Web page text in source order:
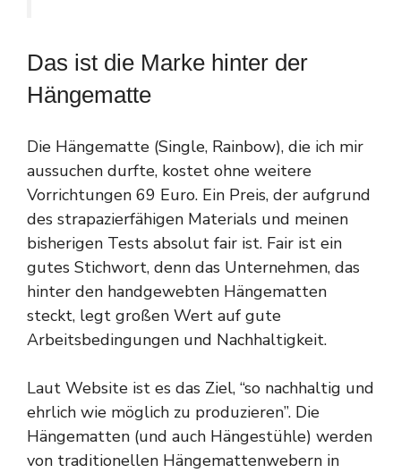
Das ist die Marke hinter der
Hängematte
Die Hängematte (Single, Rainbow), die ich mir
aussuchen durfte, kostet ohne weitere
Vorrichtungen 69 Euro. Ein Preis, der aufgrund
des strapazierfähigen Materials und meinen
bisherigen Tests absolut fair ist. Fair ist ein
gutes Stichwort, denn das Unternehmen, das
hinter den handgewebten Hängematten
steckt, legt großen Wert auf gute
Arbeitsbedingungen und Nachhaltigkeit.
Laut Website ist es das Ziel, “so nachhaltig und
ehrlich wie möglich zu produzieren”. Die
Hängematten (und auch Hängestühle) werden
von traditionellen Hängemattenwebern in